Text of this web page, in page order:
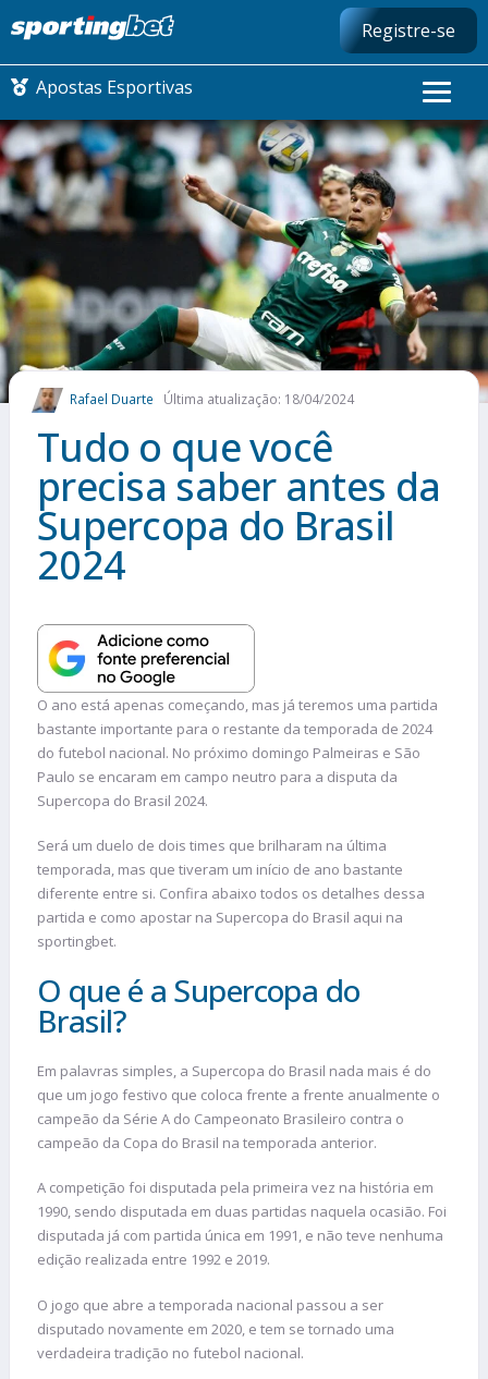
Registre-se
Apostas Esportivas
CONMEBOL LIBERTADORES
FUTEBOL NACIONAL
FUTEBOL INTERNACIONAL
COMO APOSTAR
MAIS ESPORTES
Rafael Duarte Última atualização: 18/04/2024
Tudo o que você
precisa saber antes da
Supercopa do Brasil
2024
O ano está apenas começando, mas já teremos uma partida
bastante importante para o restante da temporada de 2024
do futebol nacional. No próximo domingo Palmeiras e São
Paulo se encaram em campo neutro para a disputa da
Supercopa do Brasil 2024.
Será um duelo de dois times que brilharam na última
temporada, mas que tiveram um início de ano bastante
diferente entre si. Confira abaixo todos os detalhes dessa
partida e como apostar na Supercopa do Brasil aqui na
sportingbet.
O que é a Supercopa do
Brasil?
Em palavras simples, a Supercopa do Brasil nada mais é do
que um jogo festivo que coloca frente a frente anualmente o
campeão da Série A do Campeonato Brasileiro contra o
campeão da Copa do Brasil na temporada anterior.
A competição foi disputada pela primeira vez na história em
1990, sendo disputada em duas partidas naquela ocasião. Foi
disputada já com partida única em 1991, e não teve nenhuma
edição realizada entre 1992 e 2019.
O jogo que abre a temporada nacional passou a ser
disputado novamente em 2020, e tem se tornado uma
verdadeira tradição no futebol nacional.